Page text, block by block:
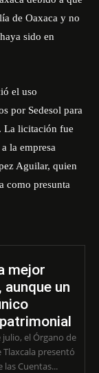
de Oaxaca y no
sido en
el uso
por Sedesol para
La licitación fue
la empresa
Aguilar, quien
como presunta
mejor
aunque un
julio, el Órgano de
Tlaxcala presentó
las Cuentas...